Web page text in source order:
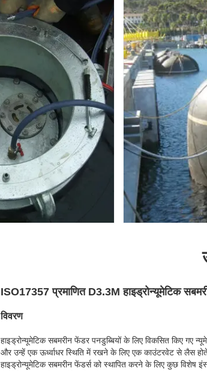
ISO17357 प्रमाणित D3.3M हाइड्रोन्यूमेटिक
विवरण
हाइड्रोन्यूमेटिक सबमरीन फेंडर पनडुब्बियों के लिए विकसित किए
और उन्हें एक ऊर्ध्वाधर स्थिति में रखने के लिए एक काउंटरवेट से लैस
हाइड्रोन्यूमेटिक सबमरीन फेंडर्स को स्थापित करने के लिए कुछ विशेष